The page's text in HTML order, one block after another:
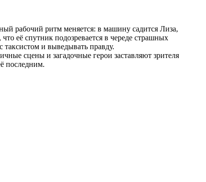
рабочий ритм меняется: в машину садится Лиза,
её спутник подозревается в череде страшных
и выведывать правду.
сцены и загадочные герои заставляют зрителя
последним.